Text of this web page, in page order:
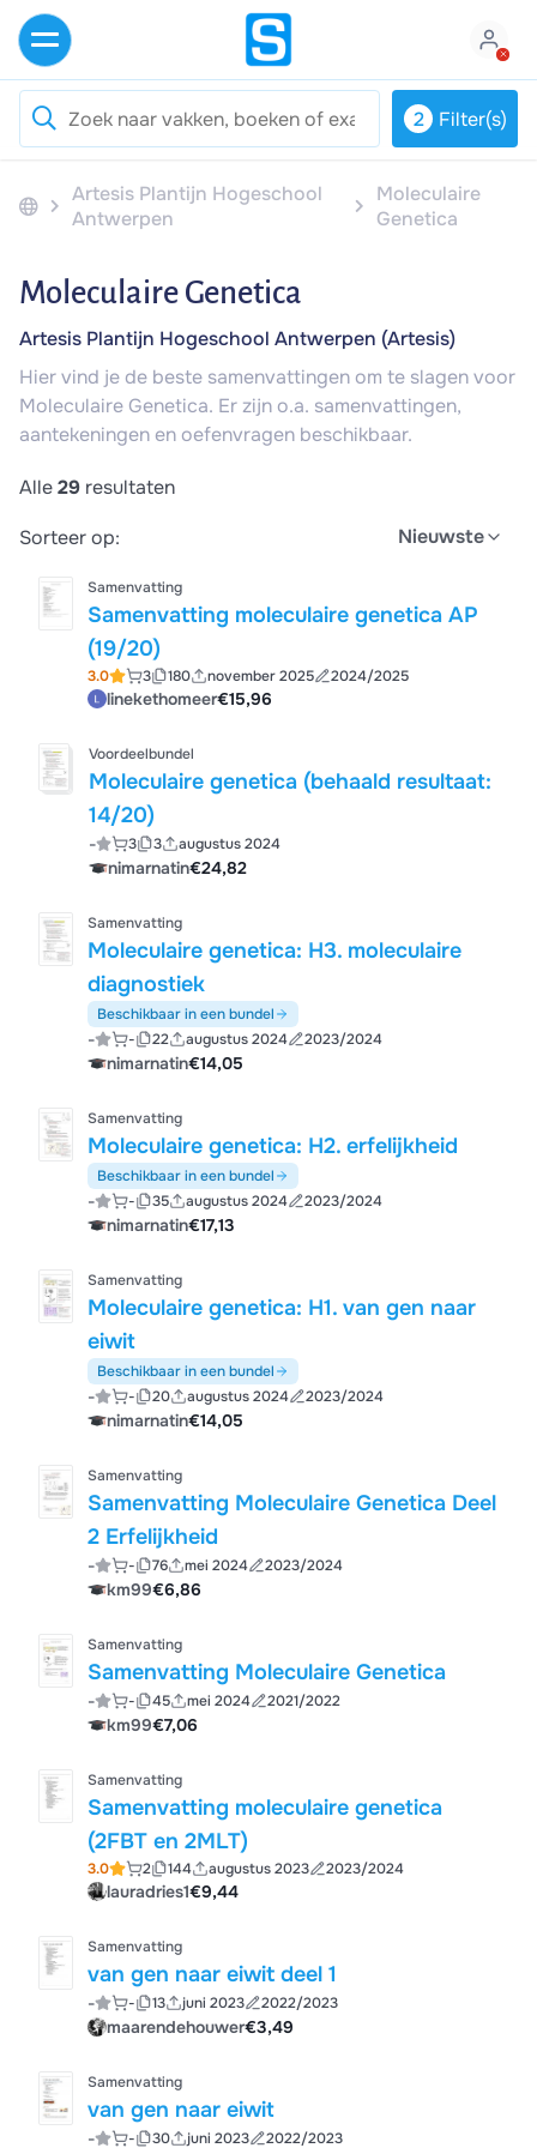
Artesis Plantijn Hogeschool
Antwerpen
Moleculaire
Genetica
2 Filter(s)
Moleculaire Genetica
Artesis Plantijn Hogeschool Antwerpen (Artesis)
Hier vind je de beste samenvattingen om te slagen voor
Moleculaire Genetica. Er zijn o.a. samenvattingen,
aantekeningen en oefenvragen beschikbaar.
Alle29 resultaten
Sorteer op:
Nieuwste
Samenvatting
Samenvatting moleculaire genetica AP
(19/20)
3.0 3 180 november 2025 2024/2025
linekethomeer€15,96
Voordeelbundel
Moleculaire genetica (behaald resultaat:
14/20)
- 3 3 augustus 2024
nimarnatin€24,82
Samenvatting
Moleculaire genetica: H3. moleculaire
diagnostiek
Beschikbaar in een bundel
- - 22 augustus 2024 2023/2024
nimarnatin€14,05
Samenvatting
Moleculaire genetica: H2. erfelijkheid
Beschikbaar in een bundel
- - 35 augustus 2024 2023/2024
nimarnatin€17,13
Samenvatting
Moleculaire genetica: H1. van gen naar
eiwit
Beschikbaar in een bundel
- - 20 augustus 2024 2023/2024
nimarnatin€14,05
Samenvatting
Samenvatting Moleculaire Genetica Deel
2 Erfelijkheid
- - 76 mei 2024 2023/2024
km99€6,86
Samenvatting
Samenvatting Moleculaire Genetica
- - 45 mei 2024 2021/2022
km99€7,06
Samenvatting
Samenvatting moleculaire genetica
(2FBT en 2MLT)
3.0 2 144 augustus 2023 2023/2024
lauradries1€9,44
Samenvatting
van gen naar eiwit deel 1
- - 13 juni 2023 2022/2023
maarendehouwer€3,49
Samenvatting
van gen naar eiwit
- - 30 juni 2023 2022/2023